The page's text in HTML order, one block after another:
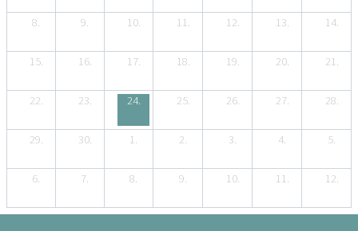
8. 9. 10. 11. 12. 13. 14.
15. 16. 17. 18. 19. 20. 21.
22. 23. 24. 25. 26. 27. 28.
29. 30. 1. 2. 3. 4. 5.
6. 7. 8. 9. 10. 11. 12.